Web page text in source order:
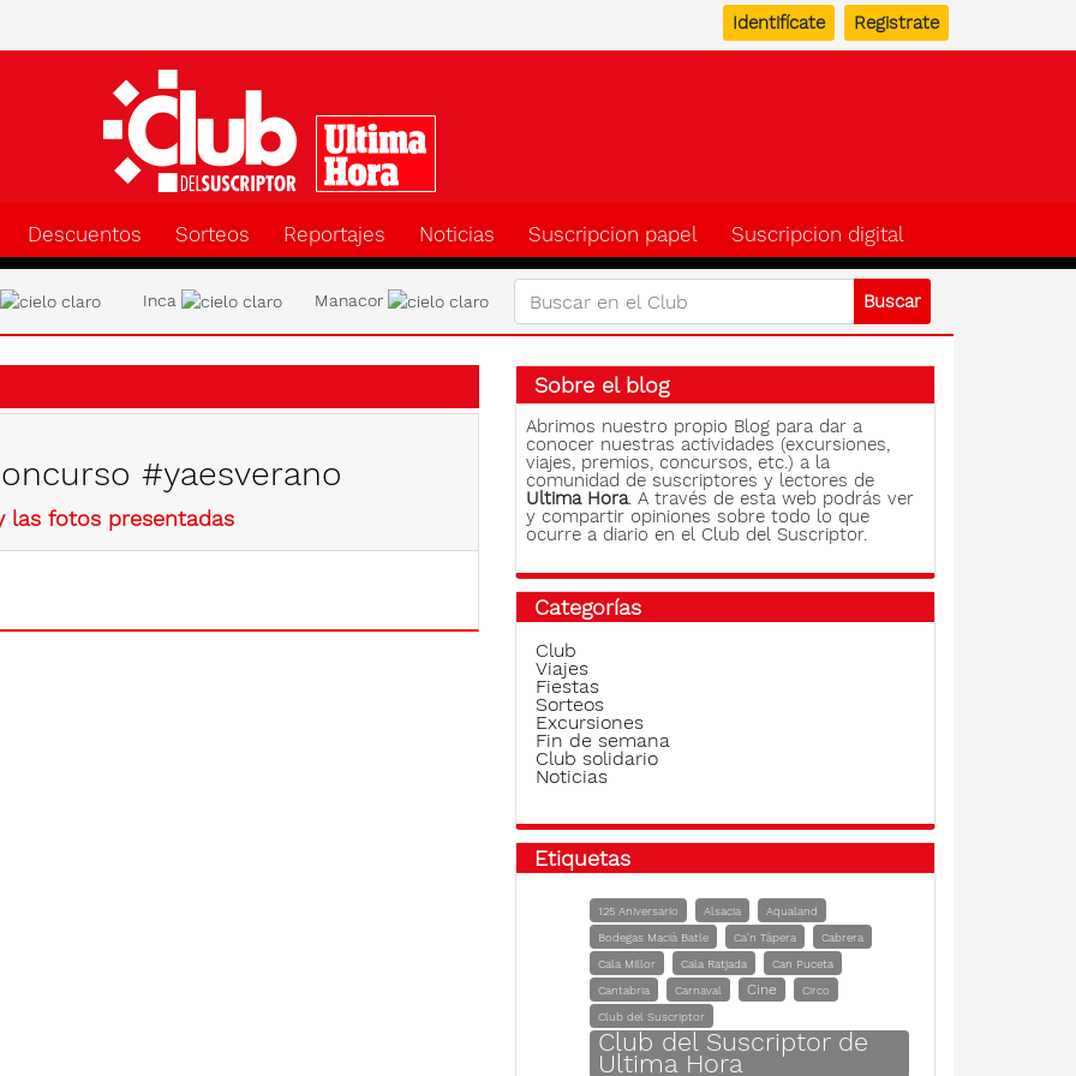
Identifícate Registrate
Descuentos Sorteos Reportajes Noticias Suscripcion papel Suscripcion digital
Inca Manacor
#yaesverano
las fotos presentadas
Sobre el blog
Abrimos nuestro propio Blog para dar a
conocer nuestras actividades (excursiones,
viajes, premios, concursos, etc.) a la
comunidad de suscriptores y lectores de
Ultima Hora. A través de esta web podrás ver
y compartir opiniones sobre todo lo que
ocurre a diario en el Club del Suscriptor.
Categorías
Club
Viajes
Fiestas
Sorteos
Excursiones
Fin de semana
Club solidario
Noticias
Etiquetas
125 Aniversario Alsacia
Aqualand
Bodegas Macià Batle
Ca'n Tàpera
Cabrera
Cala Millor
Cala Ratjada
Can Puceta
Cantabria
Carnaval Cine
Circo
Club del Suscriptor
Club del Suscriptor de
Ultima Hora